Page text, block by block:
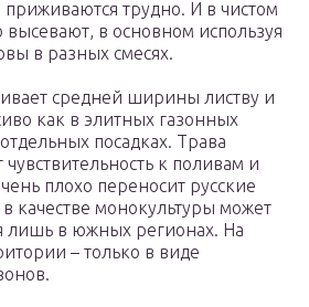
трудно. И в чистом
высевают, в основном используя
в разных смесях.
средней ширины листву и
как в элитных газонных
посадках. Трава
к поливам и
плохо переносит русские
качестве монокультуры может
лишь в южных регионах. На
– только в виде